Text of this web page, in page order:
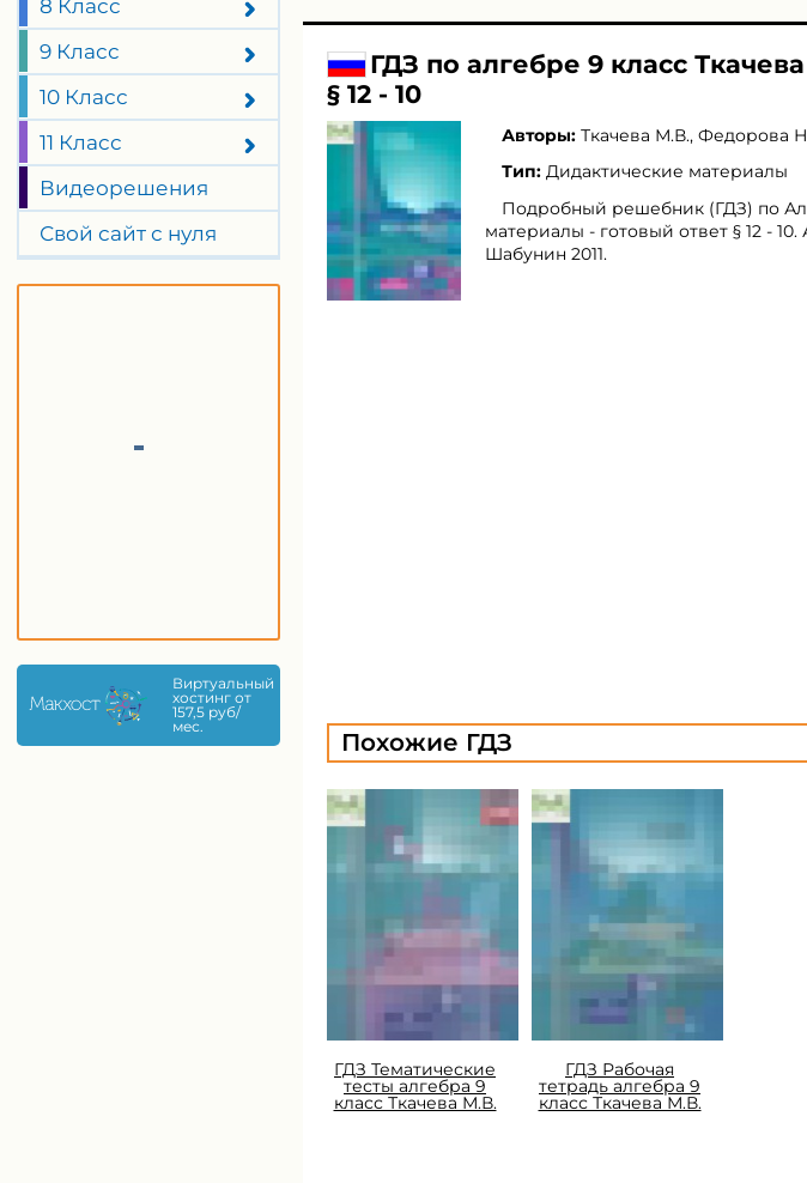
8 Класс
9 Класс
10 Класс
11 Класс
Видеорешения
Свой сайт с нуля
Виртуальный
хостинг от
157,5 руб/
мес.
ГДЗ по алгебре 9 класс
§ 12 - 10
Авторы: Ткачева М.В., Федорова
Тип: Дидактические материалы
Подробный решебник (ГДЗ) по
материалы - готовый ответ § 12 -
Шабунин 2011.
Похожие ГДЗ
ГДЗ Тематические
тесты алгебра 9
класс Ткачева М.В.
ГДЗ Рабочая
тетрадь алгебра 9
класс Ткачева М.В.